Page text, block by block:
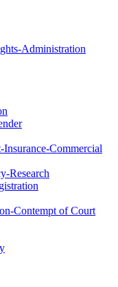
Administration
Commercial
Research
Contempt of Court